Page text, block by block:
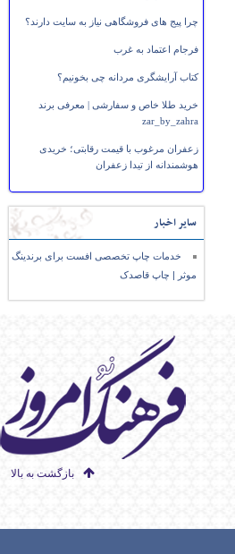
چرا پیج های فروشگاهی نیاز به سایت دارند؟
فرجام اعتماد به غرب
کتاب آرایشگری مردانه چی بخونیم؟
خرید طلا خاص و سفارشی | معرفی برند
zar_by_zahra
زعفران مرغوب با قیمت رقابتی؛ خریدی
هوشمندانه از تیدا زعفران
سایر اخبار
خدمات چاپ تخصصی افست برای برندینگ
موثر | چاپ قاصدک
بازگشت به بالا